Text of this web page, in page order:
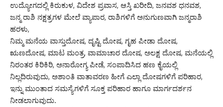
ಉದ್ಯೋಗದಲ್ಲಿ ಕಿರುಕುಳ, ವಿದೇಶ ಪ್ರವಾಸ, ಆಸ್ತಿ ಖರೀದಿ, ಜನವಶ ಧನವಶ,
ಜನ್ಮ ರಾಶಿ ನಕ್ಷತ್ರಗಳ ಮೇಲೆ ವ್ಯಾಪಾರ, ರಾಶಿಗಳಿಗೆ ಅನುಗುಣವಾಗಿ ಜನ್ಮರಾಶಿ
ಹರಳು,
ನಿಮ್ಮ ಮನೆಯ ವಾಸ್ತುದೋಷ, ದೃಷ್ಟಿ ದೋಷ, ಗೃಹ ಪೀಡಾ ದೋಷ,
ಋಣದೋಷ, ಮಾಟ ಮಂತ್ರ, ವಾಮಾಚಾರ ದೋಷ, ಅಲಕ್ಷ ದೋಷ, ಮನೆಯಲ್ಲಿ
ನಿರಂತರ ಕಿರಿಕಿರಿ, ಅನಾರೋಗ್ಯ ಪೀಡೆ, ಸಂಪಾದಿಸಿದ ಹಣ ಕೈಯಲ್ಲಿ
ನಿಲ್ಲದಿರುವುದು, ಅಶಾಂತಿ ವಾತಾವರಣ ಹೀಗೆ ಎಲ್ಲಾ ದೋಷಗಳಿಗೆ ಪರಿಹಾರ,
ಇನ್ನು ಮುಂತಾದ ಸಮಸ್ಯೆಗಳಿಗೆ ಸೂಕ್ತ ಪರಿಹಾರ ಹಾಗೂ ಮಾರ್ಗದರ್ಶನ
ನೀಡಲಾಗುವುದು.